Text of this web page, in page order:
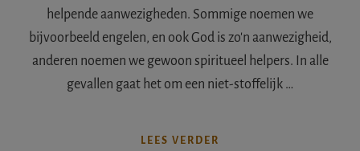
helpende aanwezigheden. Sommige noemen we
bijvoorbeeld engelen, en ook God is zo'n aanwezigheid,
anderen noemen we gewoon spiritueel helpers. In alle
gevallen gaat het om een niet-stoffelijk …
LEES VERDER